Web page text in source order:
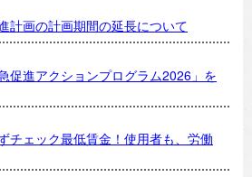
計画の計画期間の延長について
促進アクションプログラム2026」を
チェック最低賃金！使用者も、労働